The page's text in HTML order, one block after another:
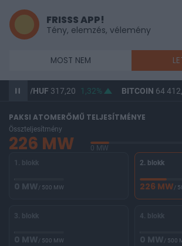
FRISSS APP!
Tény, elemzés, vélemény
MOST NEM
USD/HUF317,20 1,32% BITCOIN64
PAKSI ATOMERŐMŰ TELJESÍTMÉNYE
Összteljesítmény
226 MW 0 MW
1. blokk
0 MW/ 500 MW
2. blokk
226 MW/
3. blokk
0 MW/ 500 MW
4. blokk
0 MW/ 500